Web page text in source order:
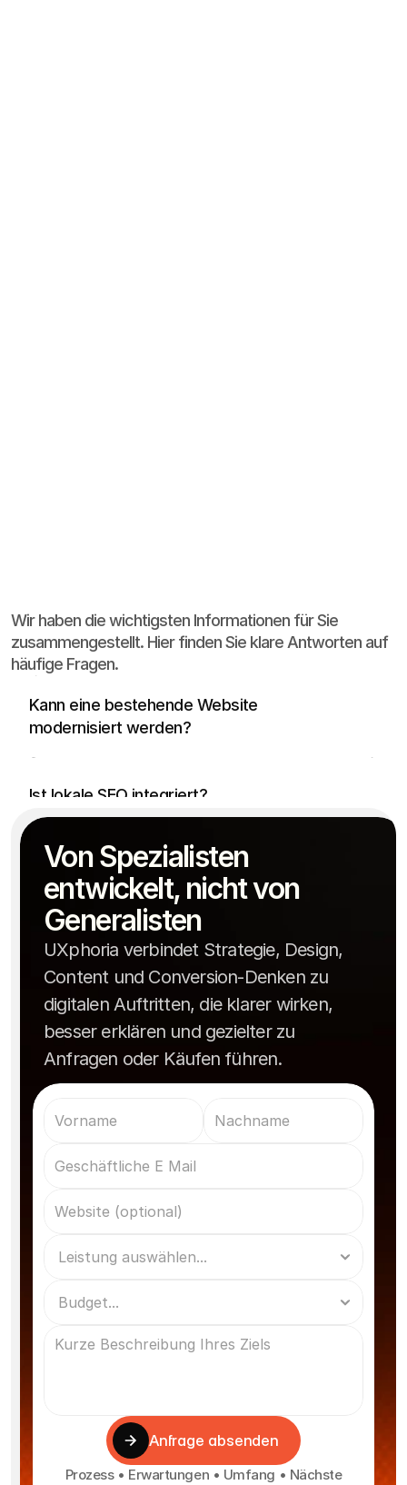
Wir haben die wichtigsten Informationen für Sie
zusammengestellt. Hier finden Sie klare Antworten auf
häufige Fragen.
Kann eine bestehende Website
modernisiert werden?
Ja, häufig reicht eine strukturelle und visuelle
Überarbeitung statt eines kompletten
Neustarts.
Ist lokale SEO integriert?
Optimierung mitgedacht werden.
Wie lange dauert die Umsetzung?
Je nach Umfang dauert eine moderne
Praxiswebsite meist zwischen zwei und sechs
Wochen.
Von Spezialisten
entwickelt, nicht von
Generalisten
UXphoria verbindet Strategie, Design,
Content und Conversion-Denken zu
digitalen Auftritten, die klarer wirken,
besser erklären und gezielter zu
Anfragen oder Käufen führen.
Anfrage absenden
Prozess • Erwartungen • Umfang • Nächste